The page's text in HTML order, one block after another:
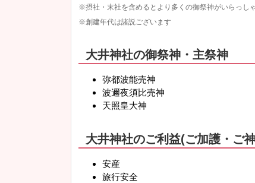
※摂社・末社を含めるとより多くの御祭神がいらっし
※創建年代は諸説ございます
大井神社の御祭神・主祭神
弥都波能売神
波邇夜須比売神
天照皇大神
大井神社のご利益(ご加護・ご
安産
旅行安全